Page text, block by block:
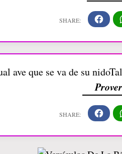
ave que se va de su